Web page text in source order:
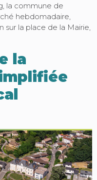
la commune de
hebdomadaire,
la place de la Mairie,
la